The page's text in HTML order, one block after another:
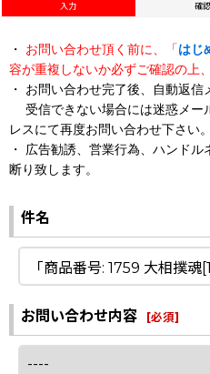
入力
確認
・ お問い合わせ頂く前に、「はじ
容が重複しないか必ずご確認の上
・ お問い合わせ完了後、自動返信
受信できない場合には迷惑メー
レスにて再度お問い合わせ下さい。
・ 広告勧誘、営業行為、ハンド
断り致します。
件名
お問い合わせ内容 [必須]